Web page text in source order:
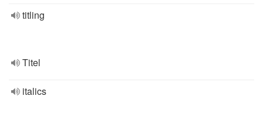
titling
Titel
italics